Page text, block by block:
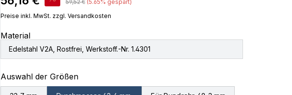
59,52 € (5.65% gespart)
Preise inkl. MwSt. zzgl. Versandkosten
Material
Edelstahl V2A, Rostfrei, Werkstoff.-Nr. 1.4301
Auswahl der Größenauswählen